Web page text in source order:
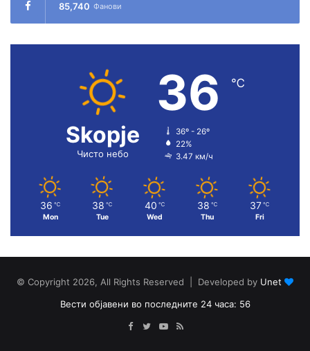
85,740 Фанови
Skopje
Чисто небо
36 ℃
36º - 26º
22%
3.47 км/ч
36 ℃
Mon
38 ℃
Tue
40 ℃
Wed
38 ℃
Thu
37 ℃
Fri
© Copyright 2026, All Rights Reserved | Developed by Unet
Вести објавени во последните 24 часа: 56
Facebook
TwitterYouTube
RSS